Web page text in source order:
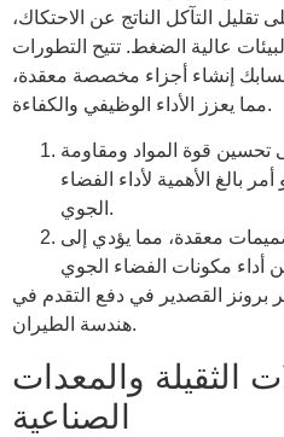
تقليل التآكل الناتج عن الاحتكاك،
عالية الضغط. تتيح التطورات
إنشاء أجزاء مخصصة معقدة،
مما يعزز الأداء الوظيفي والكفاءة.
تحسين قوة المواد ومقاومة
بالغ الأهمية لأداء الفضاء
الجوي.
معقدة، مما يؤدي إلى
برونز القصدير في دفع التقدم في
هندسة الطيران.
الثقيلة والمعدات
الصناعية